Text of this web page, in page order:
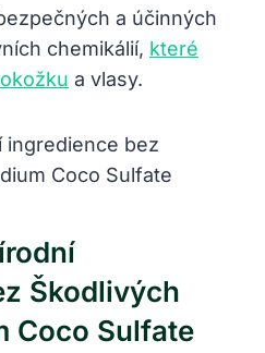
a účinných
chemikálií, které
a vlasy.
Škodlivých
Coco Sulfate